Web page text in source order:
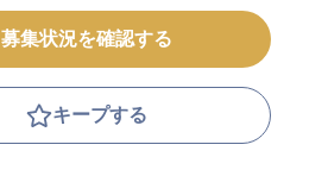
募集状況を確認する
キープする